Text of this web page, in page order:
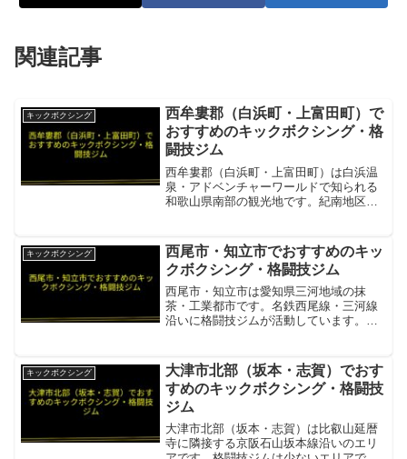
関連記事
キックボクシング
西牟婁郡（白浜町・上富田町）で
おすすめのキックボクシング・格
闘技ジム
西牟婁郡（白浜町・上富田町）は白浜温
泉・アドベンチャーワールドで知られる
和歌山県南部の観光地です。紀南地区唯
南唯一のJSA公認修斗オフィシャルジ
ム。7mフルケージ完...
キックボクシング
西尾市・知立市でおすすめのキッ
クボクシング・格闘技ジム
西尾市・知立市は愛知県三河地域の抹
茶・工業都市です。名鉄西尾線・三河線
沿いに格闘技ジムが活動しています。
グジム項目内容所在地／最寄駅安城市営
業時間・定休日平日18...
キックボクシング
大津市北部（坂本・志賀）でおす
すめのキックボクシング・格闘技
ジム
大津市北部（坂本・志賀）は比叡山延暦
寺に隣接する京阪石山坂本線沿いのエリ